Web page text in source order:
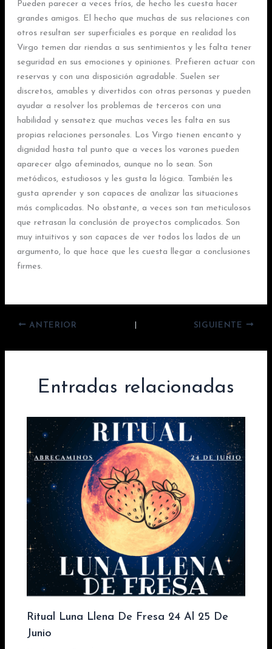
Pueden parecer a veces fríos, de hecho les cuesta hacer
grandes amigos. El hecho que muchas de sus relaciones con
otros resultan ser superficiales es porque en realidad los
Virgo temen dar riendas a sus sentimientos y les falta tener
seguridad en sus emociones y opiniones. Prefieren actuar con
reservas y con una disposición agradable. Suelen ser
discretos, amables y divertidos con otras personas y pueden
ayudar a resolver los problemas de terceros con una
habilidad y sensatez que muchas veces les falta en sus
propias relaciones personales. Los Virgo tienen encanto y
dignidad hasta tal punto que a veces los varones pueden
aparecer algo afeminados, aunque no lo sean. Son
metódicos, estudiosos y les gusta la lógica. También les
gusta aprender y son capaces de analizar las situaciones
más complicadas. No obstante, a veces son tan meticulosos
que retrasan la conclusión de proyectos complicados. Son
muy intuitivos y son capaces de ver todos los lados de un
argumento, lo que hace que les cuesta llegar a conclusiones
firmes.
ANTERIOR SIGUIENTE
Entradas relacionadas
Ritual Luna Llena De Fresa 24 Al 25 De
Junio